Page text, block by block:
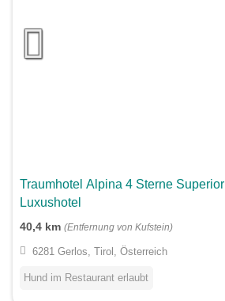
Traumhotel Alpina 4 Sterne Superior
Luxushotel
40,4 km (Entfernung von Kufstein)
6281 Gerlos, Tirol, Österreich
Hund im Restaurant erlaubt